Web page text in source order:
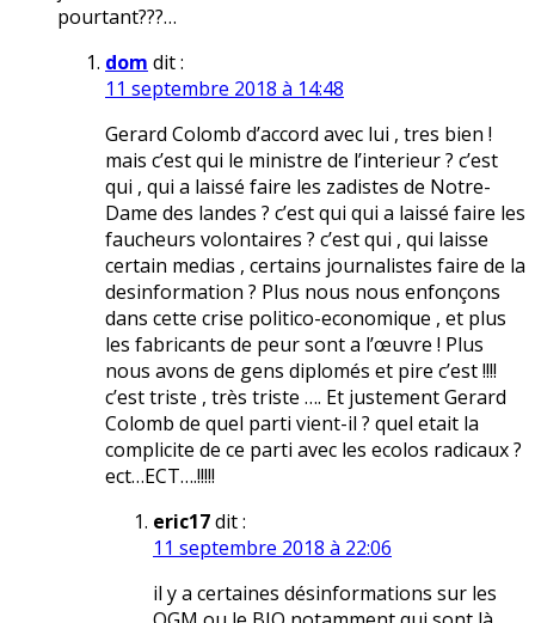
pourtant???…
dom dit :
11 septembre 2018 à 14:48
Gerard Colomb d’accord avec lui , tres bien !
mais c’est qui le ministre de l’interieur ? c’est
qui , qui a laissé faire les zadistes de Notre-
Dame des landes ? c’est qui qui a laissé faire les
faucheurs volontaires ? c’est qui , qui laisse
certain medias , certains journalistes faire de la
desinformation ? Plus nous nous enfonçons
dans cette crise politico-economique , et plus
les fabricants de peur sont a l’œuvre ! Plus
nous avons de gens diplomés et pire c’est !!!!
c’est triste , très triste …. Et justement Gerard
Colomb de quel parti vient-il ? quel etait la
complicite de ce parti avec les ecolos radicaux ?
ect…ECT….!!!!!
eric17dit :
11 septembre 2018 à 22:06
il y a certaines désinformations sur les